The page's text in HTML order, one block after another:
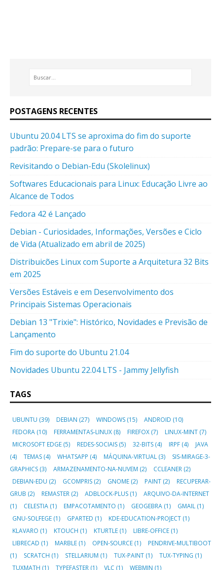
POSTAGENS RECENTES
Ubuntu 20.04 LTS se aproxima do fim do suporte
padrão: Prepare-se para o futuro
Revisitando o Debian-Edu (Skolelinux)
Softwares Educacionais para Linux: Educação Livre ao
Alcance de Todos
Fedora 42 é Lançado
Debian - Curiosidades, Informações, Versões e Ciclo
de Vida (Atualizado em abril de 2025)
Distribuicões Linux com Suporte a Arquitetura 32 Bits
em 2025
Versões Estáveis e em Desenvolvimento dos
Principais Sistemas Operacionais
Debian 13 "Trixie": Histórico, Novidades e Previsão de
Lançamento
Fim do suporte do Ubuntu 21.04
Novidades Ubuntu 22.04 LTS - Jammy Jellyfish
TAGS
UBUNTU (39) DEBIAN (27) WINDOWS (15) ANDROID (10)
FEDORA (10) FERRAMENTAS-LINUX (8) FIREFOX (7) LINUX-MINT (7)
MICROSOFT EDGE (5) REDES-SOCIAIS (5) 32-BITS (4) IRPF (4)
JAVA
(4)
TEMAS (4) WHATSAPP (4) MÁQUINA-VIRTUAL (3)
SIS-MIRAGE-3-
GRAPHICS (3) ARMAZENAMENTO-NA-NUVEM (2) CCLEANER (2)
DEBIAN-EDU (2) GCOMPRIS (2) GNOME (2) PAINT (2)
RECUPERAR-
GRUB (2) REMASTER (2) ADBLOCK-PLUS (1)
ARQUIVO-DA-INTERNET
(1)
CELESTIA (1) EMPACOTAMENTO (1) GEOGEBRA (1) GMAIL (1)
GNU-SOLFEGE (1) GPARTED (1) KDE-EDUCATION-PROJECT (1)
KLAVARO (1) KTOUCH (1) KTURTLE (1) LIBRE-OFFICE (1)
LIBRECAD (1) MARBLE (1) OPEN-SOURCE (1)
PENDRIVE-MULTIBOOT
(1)
SCRATCH (1) STELLARIUM (1) TUX-PAINT (1) TUX-TYPING (1)
TUXMATH (1) TYPEFASTER (1) VLC (1) WEBMIN (1)